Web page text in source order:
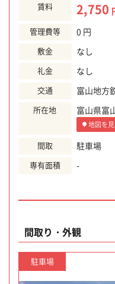
賃料 2,750
管理費等 0 円
敷金 なし
礼金 なし
交通 富山地方
所在地 富山県富
地図を
間取 駐車場
専有面積 -
間取り・外観
駐車場